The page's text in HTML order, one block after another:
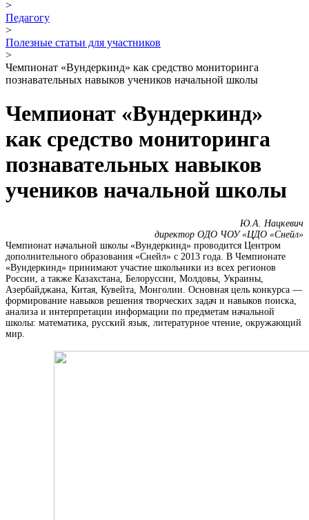
>
Педагогу
>
Полезные статьи для участников
>
Чемпионат «Вундеркинд» как средство мониторинга
познавательных навыков учеников начальной школы
Чемпионат «Вундеркинд»
как средство мониторинга
познавательных навыков
учеников начальной школы
Ю.А. Нацкевич
директор ОДО ЧОУ «ЦДО «Снейл»
Чемпионат начальной школы «Вундеркинд» проводится Центром
дополнительного образования «Снейл» с 2013 года. В Чемпионате
«Вундеркинд» принимают участие школьники из всех регионов
России, а также Казахстана, Белоруссии, Молдовы, Украины,
Азербайджана, Китая, Кувейта, Монголии. Основная цель конкурса —
формирование навыков решения творческих задач и навыков поиска,
анализа и интерпретации информации по предметам начальной
школы: математика, русский язык, литературное чтение, окружающий
мир.